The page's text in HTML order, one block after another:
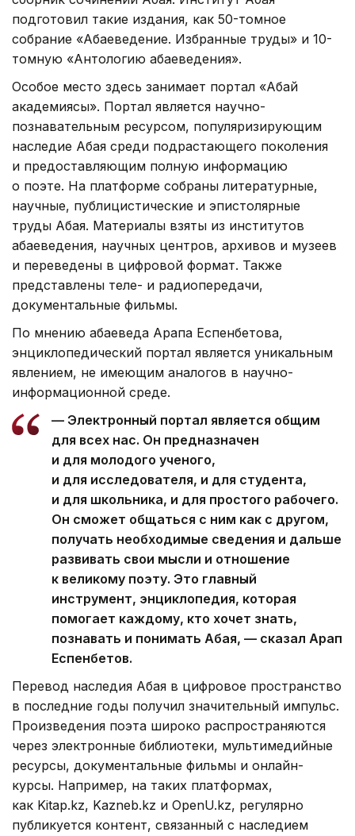
подготовил такие издания, как 50-томное
собрание «Абаеведение. Избранные труды» и 10-
томную «Антологию абаеведения».
Особое место здесь занимает портал «Абай
академиясы». Портал является научно-
познавательным ресурсом, популяризирующим
наследие Абая среди подрастающего поколения
и предоставляющим полную информацию
о поэте. На платформе собраны литературные,
научные, публицистические и эпистолярные
труды Абая. Материалы взяты из институтов
абаеведения, научных центров, архивов и музеев
и переведены в цифровой формат. Также
представлены теле- и радиопередачи,
документальные фильмы.
По мнению абаеведа Арапа Еспенбетова,
энциклопедический портал является уникальным
явлением, не имеющим аналогов в научно-
информационной среде.
— Электронный портал является общим
для всех нас. Он предназначен
и для молодого ученого,
и для исследователя, и для студента,
и для школьника, и для простого рабочего.
Он сможет общаться с ним как с другом,
получать необходимые сведения и дальше
развивать свои мысли и отношение
к великому поэту. Это главный
инструмент, энциклопедия, которая
помогает каждому, кто хочет знать,
познавать и понимать Абая, — сказал Арап
Еспенбетов.
Перевод наследия Абая в цифровое пространство
в последние годы получил значительный импульс.
Произведения поэта широко распространяются
через электронные библиотеки, мультимедийные
ресурсы, документальные фильмы и онлайн-
курсы. Например, на таких платформах,
как Kitap.kz, Kazneb.kz и OpenU.kz, регулярно
публикуется контент, связанный с наследием